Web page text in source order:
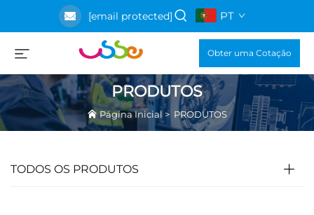
[email protected] PT
Obter uma Cotação
PRODUTOS
Página Inicial> PRODUTOS
TODOS OS PRODUTOS